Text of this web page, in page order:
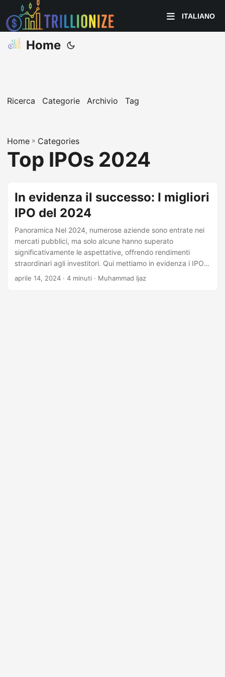
ITALIANO
Home
Ricerca Categorie Archivio Tag
Home » Categories
Top IPOs 2024
In evidenza il successo: I migliori
IPO del 2024
Panoramica Nel 2024, numerose aziende sono entrate nei
mercati pubblici, ma solo alcune hanno superato
significativamente le aspettative, offrendo rendimenti
straordinari agli investitori. Qui mettiamo in evidenza i IPO
di spicco dell’anno, sottolineando le loro storie di successo,
aprile 14, 2024 · 4 minuti · Muhammad Ijaz